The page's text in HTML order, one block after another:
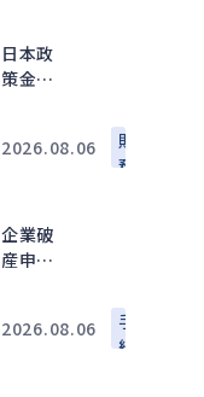
日本政
策金融
資で確
査・書
類・進
2026.08.06
財
務
企業破
産申請
用・流
2026.08.06
手
続